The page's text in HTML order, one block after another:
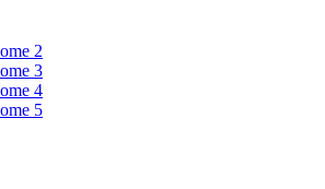
2
3
4
5